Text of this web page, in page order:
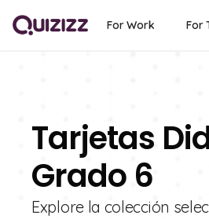
For Work For
Tarjetas
Grado 6
Explore la colección